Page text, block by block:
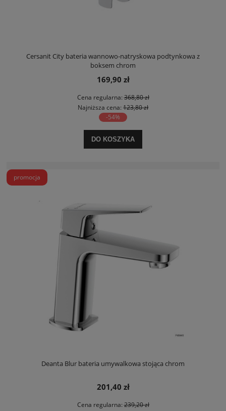
Cersanit City bateria wannowo-natryskowa podtynkowa z
boksem chrom
169,90 zł
Cena regularna:368,80 zł
Najniższa cena: 123,80 zł
-54%
DO KOSZYKA
Deanta Blur bateria umywalkowa stojąca chrom
201,40 zł
Cena regularna:239,20 zł
promocja